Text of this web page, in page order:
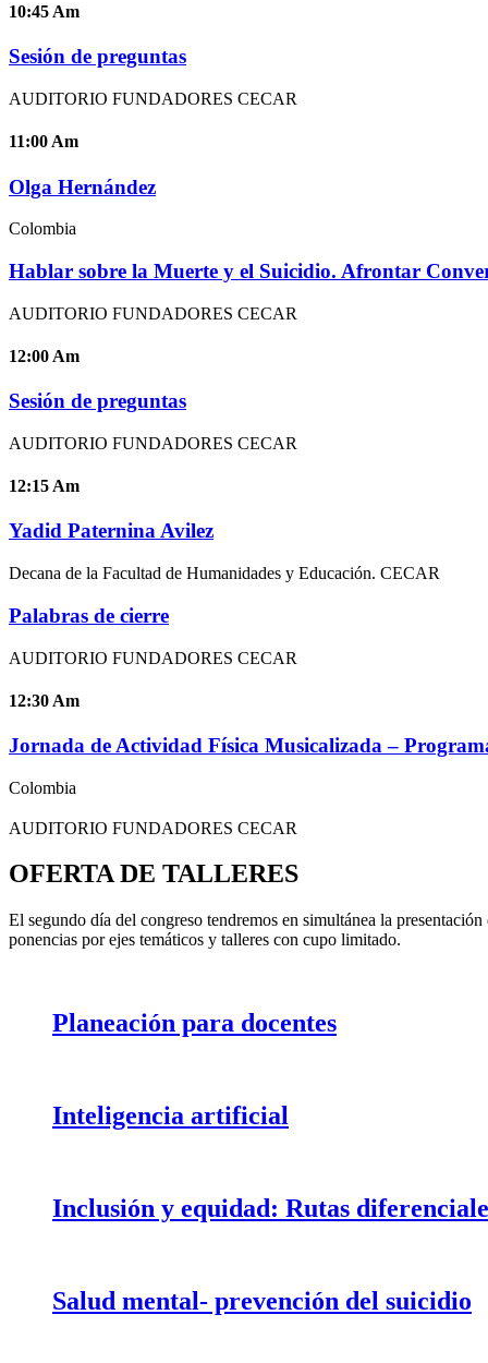
10:45 Am
Sesión de preguntas
AUDITORIO FUNDADORES CECAR
11:00 Am
Olga Hernández
Colombia
Hablar sobre la Muerte y el Suicidio. Afrontar
AUDITORIO FUNDADORES CECAR
12:00 Am
Sesión de preguntas
AUDITORIO FUNDADORES CECAR
12:15 Am
Yadid Paternina Avilez
Decana de la Facultad de Humanidades y Educación. CECAR
Palabras de cierre
AUDITORIO FUNDADORES CECAR
12:30 Am
Jornada de Actividad Física Musicalizada –
Colombia
AUDITORIO FUNDADORES CECAR
OFERTA DE TALLERES
El segundo día del congreso tendremos en simultánea la presentación
ponencias por ejes temáticos y talleres con cupo limitado.
Planeación para docentes
Inteligencia artificial
Inclusión y equidad: Rutas
Salud mental- prevención del suicidio